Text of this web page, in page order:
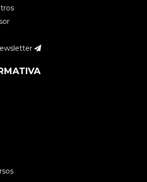
si hay un diplomado de